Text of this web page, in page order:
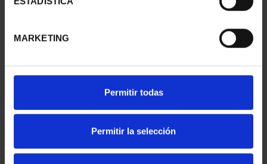
MARKETING
Permitir todas
Permitir la selección